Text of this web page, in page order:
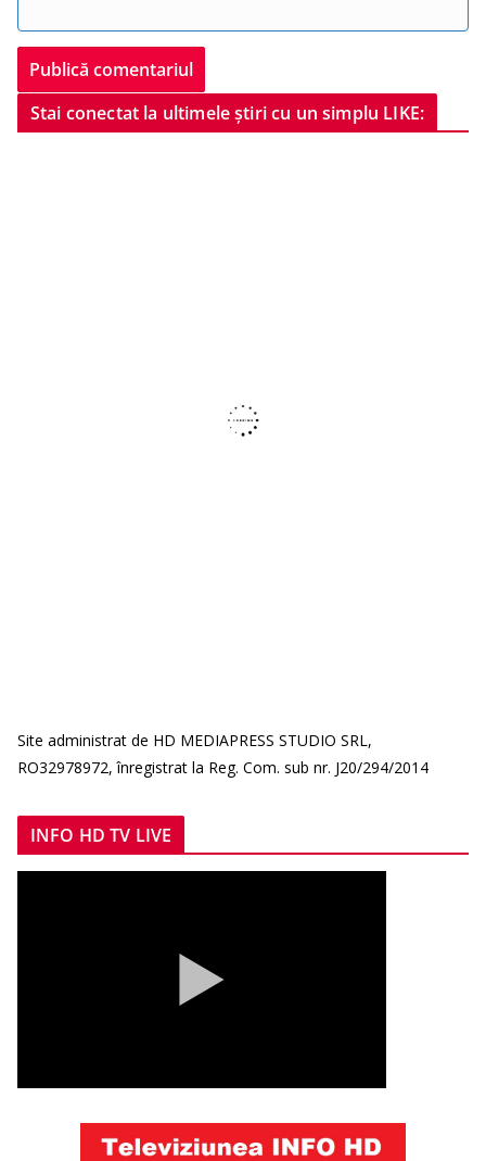
Stai conectat la ultimele știri cu un simplu LIKE:
Site administrat de HD MEDIAPRESS STUDIO SRL,
RO32978972, înregistrat la Reg. Com. sub nr. J20/294/2014
INFO HD TV LIVE